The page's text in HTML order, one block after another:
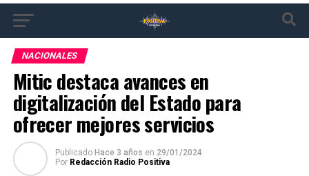
NACIONALES
Mitic destaca avances en
digitalización del Estado para
ofrecer mejores servicios
Publicado Hace 3 años en 29/01/2024
Por Redacción Radio Positiva